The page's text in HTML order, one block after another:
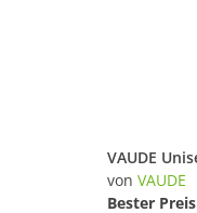
von VAUDE
Bester Preis